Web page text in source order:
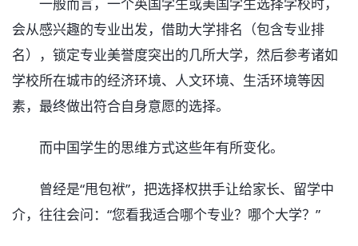
一般而言，一个英国学生或美国学生选择学校时，
会从感兴趣的专业出发，借助大学排名（包含专业排
名），锁定专业美誉度突出的几所大学，然后参考诸如
学校所在城市的经济环境、人文环境、生活环境等因
素，最终做出符合自身意愿的选择。
而中国学生的思维方式这些年有所变化。
曾经是“甩包袱”，把选择权拱手让给家长、留学中
介，往往会问：“您看我适合哪个专业？哪个大学？”